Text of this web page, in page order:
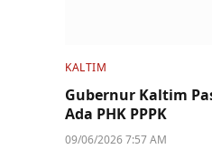
KALTIM
Gubernur Kaltim
Ada PHK PPPK
09/06/2026 7:57 AM